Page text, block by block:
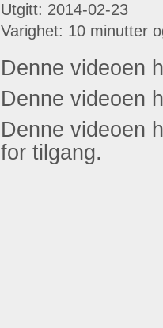
Utgitt: 2014-02-23
Varighet: 10 minutter
Denne videoen
Denne videoen
Denne videoen
for tilgang.